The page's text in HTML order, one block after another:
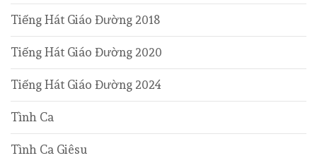
Tiếng Hát Giáo Đường 2018
Tiếng Hát Giáo Đường 2020
Tiếng Hát Giáo Đường 2024
Tình Ca
Tình Ca Giêsu